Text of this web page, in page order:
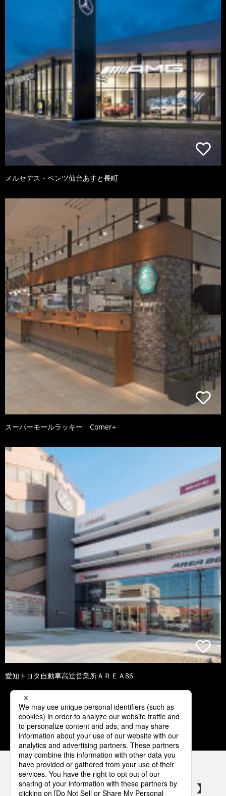
メルセデス・ベンツ仙台あすと長町
スーパーモールラッキー Comer+
愛知トヨタ自動車高辻営業所ＡＲＥＡ86
5 6 7 8 9
パナソニックの電気設備 SNSアカウント